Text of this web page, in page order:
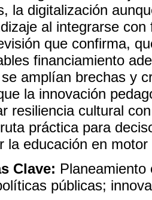
la digitalización
al integrarse
que confirma,
financiamiento
amplían brechas y
la innovación
resiliencia cultural
práctica para
la educación en
Clave:
públicas;